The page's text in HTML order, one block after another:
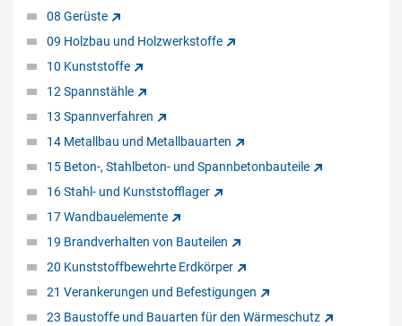
08 Gerüste
09 Holzbau und Holzwerkstoffe
10 Kunststoffe
12 Spannstähle
13 Spannverfahren
14 Metallbau und Metallbauarten
15 Beton-, Stahlbeton- und Spannbetonbauteile
16 Stahl- und Kunststofflager
17 Wandbauelemente
19 Brandverhalten von Bauteilen
20 Kunststoffbewehrte Erdkörper
21 Verankerungen und Befestigungen
23 Baustoffe und Bauarten für den Wärmeschutz